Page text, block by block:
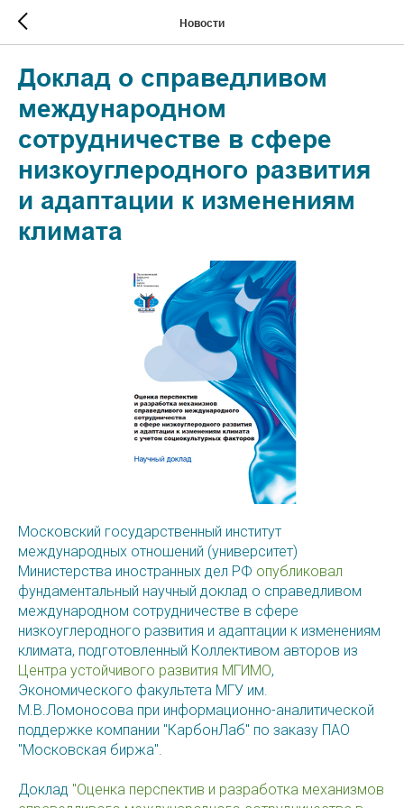
Новости
Доклад о справедливом
международном
сотрудничестве в сфере
низкоуглеродного развития
и адаптации к изменениям
климата
Московский государственный институт
международных отношений (университет)
Министерства иностранных дел РФ опубликовал
фундаментальный научный доклад о справедливом
международном сотрудничестве в сфере
низкоуглеродного развития и адаптации к изменениям
климата, подготовленный Коллективом авторов из
Центра устойчивого развития МГИМО,
Экономического факультета МГУ им.
М.В.Ломоносова при информационно-аналитической
поддержке компании "КарбонЛаб" по заказу ПАО
"Московская биржа".
Доклад "Оценка перспектив и разработка механизмов